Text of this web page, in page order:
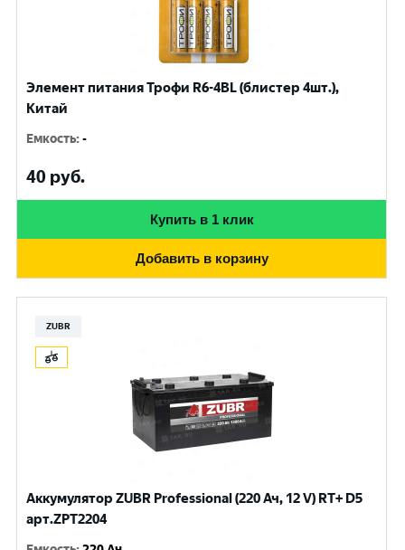
Элемент питания Трофи R6-4BL (блистер 4шт.),
Китай
Емкость:-
40 руб.
Купить в 1 клик
Добавить в корзину
ZUBR
Аккумулятор ZUBR Professional (220 Ач, 12 V) RT+ D5
арт.ZPT2204